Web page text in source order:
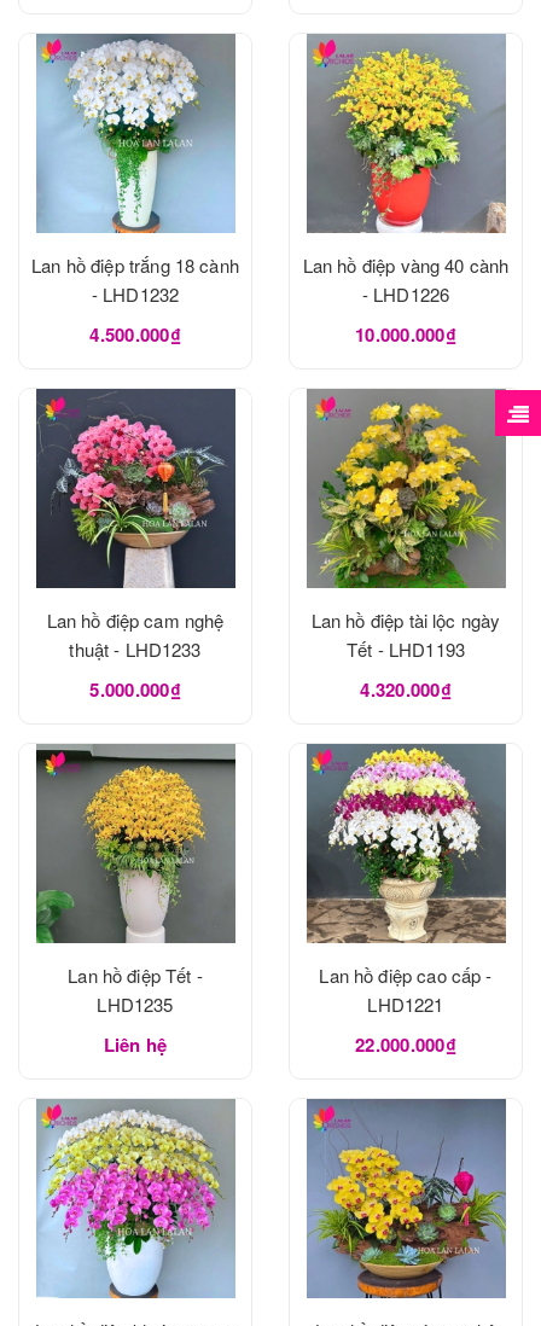
Lan hồ điệp trắng 18 cành
- LHD1232
4.500.000₫
Lan hồ điệp vàng 40 cành
- LHD1226
10.000.000₫
Lan hồ điệp cam nghệ
thuật - LHD1233
5.000.000₫
Lan hồ điệp tài lộc ngày
Tết - LHD1193
4.320.000₫
Lan hồ điệp Tết -
LHD1235
Liên hệ
Lan hồ điệp cao cấp -
LHD1221
22.000.000₫